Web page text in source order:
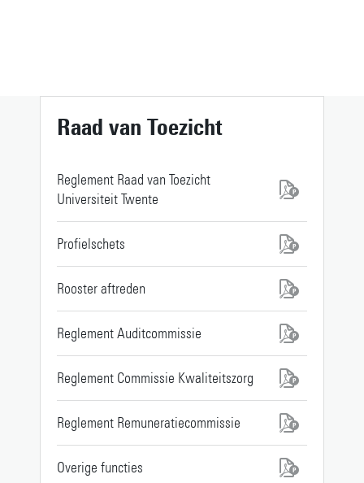
Raad van Toezicht
Reglement Raad van Toezicht
Universiteit Twente
Profielschets
Rooster aftreden
Reglement Auditcommissie
Reglement Commissie Kwaliteitszorg
Reglement Remuneratiecommissie
Overige functies